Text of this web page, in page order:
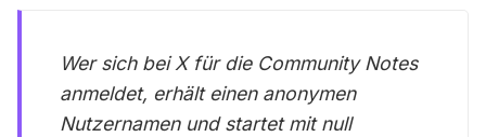
Wer sich bei X für die Community Notes
anmeldet, erhält einen anonymen
Nutzernamen und startet mit null